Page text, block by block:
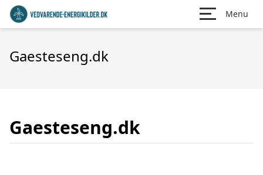
Menu
Gaesteseng.dk
Gaesteseng.dk